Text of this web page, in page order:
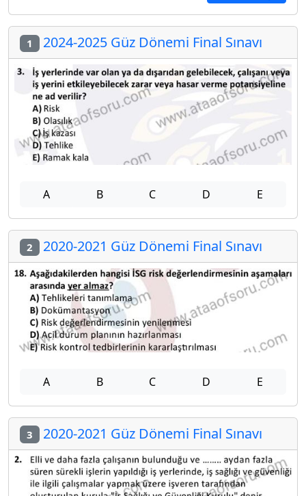
1 2024-2025 Güz Dönemi Final Sınavı
A B C D E
2 2020-2021 Güz Dönemi Final Sınavı
A B C D E
3 2020-2021 Güz Dönemi Final Sınavı